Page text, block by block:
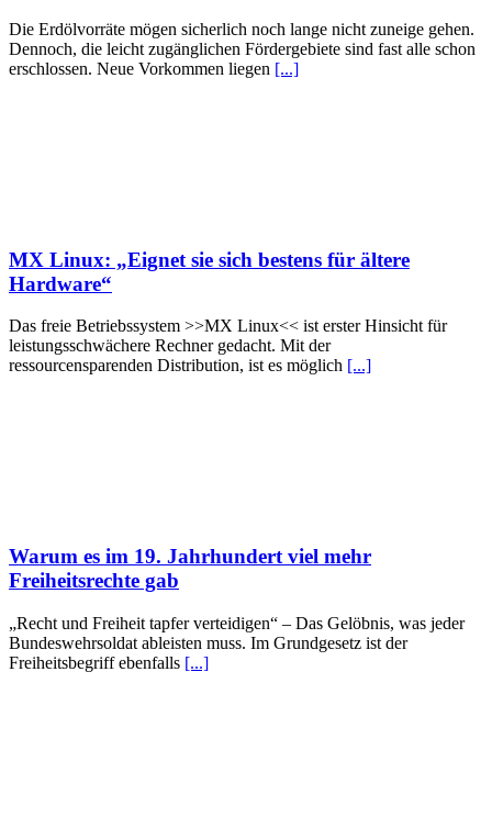
Die Erdölvorräte mögen sicherlich noch lange nicht zuneige gehen.
Dennoch, die leicht zugänglichen Fördergebiete sind fast alle schon
erschlossen. Neue Vorkommen liegen [...]
MX Linux: „Eignet sie sich bestens für ältere
Hardware“
Das freie Betriebssystem >>MX Linux<< ist erster Hinsicht für
leistungsschwächere Rechner gedacht. Mit der
ressourcensparenden Distribution, ist es möglich [...]
Warum es im 19. Jahrhundert viel mehr
Freiheitsrechte gab
„Recht und Freiheit tapfer verteidigen“ – Das Gelöbnis, was jeder
Bundeswehrsoldat ableisten muss. Im Grundgesetz ist der
Freiheitsbegriff ebenfalls [...]